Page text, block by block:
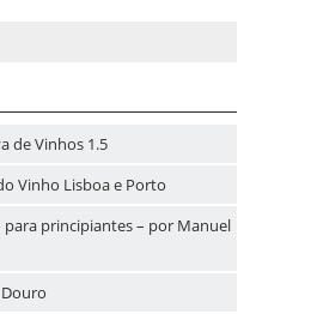
de Vinhos 1.5
Vinho Lisboa e Porto
principiantes – por Manuel